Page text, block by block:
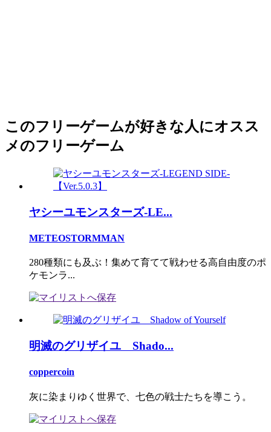
このフリーゲームが好きな人にオスス
メのフリーゲーム
ヤシーユモンスターズ-LE...
METEOSTORMMAN
280種類にも及ぶ！集めて育てて戦わせる高自由度のポ
ケモンラ...
明滅のグリザイユ Shado...
coppercoin
灰に染まりゆく世界で、七色の戦士たちを導こう。